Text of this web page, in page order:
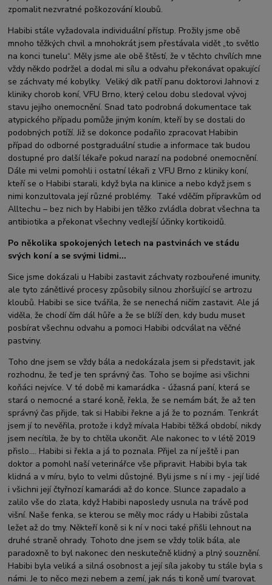
zpomalit nezvratné poškozování kloubů.
Habibi stále vyžadovala individuální přístup. Prožily jsme obě
mnoho těžkých chvil a mnohokrát jsem přestávala vidět „to světlo
na konci tunelu“. Měly jsme ale obě štěstí, že v těchto chvílích mne
vždy někdo podržel a dodal mi sílu a odvahu překonávat opakující
se záchvaty mé kobylky. Veliký dík patří panu doktorovi Jahnovi z
kliniky chorob koní, VFU Brno, který celou dobu sledoval vývoj
stavu jejího onemocnění. Snad tato podrobná dokumentace tak
atypického případu pomůže jiným koním, kteří by se dostali do
podobných potíží. Již se dokonce podařilo zpracovat Habibin
případ do odborné postgraduální studie a informace tak budou
dostupné pro další lékaře pokud narazí na podobné onemocnění.
Dále mi velmi pomohli i ostatní lékaři z VFU Brno z kliniky koní,
kteří se o Habibi starali, když byla na klinice a nebo když jsem s
nimi konzultovala její různé problémy. Také vděčím přípravkům od
Alltechu – bez nich by Habibi jen těžko zvládla dobrat všechna ta
antibiotika a překonat všechny vedlejší účinky kortikoidů.
Po několika spokojených letech na pastvinách ve stádu
svých koní a se svými lidmi...
Sice jsme dokázali u Habibi zastavit záchvaty rozbouřené imunity,
ale tyto zánětlivé procesy způsobily silnou zhoršující se artrozu
kloubů. Habibi se sice tvářila, že se nenechá ničím zastavit. Ale já
viděla, že chodí čím dál hůře a že se blíží den, kdy budu muset
posbírat všechnu odvahu a pomoci Habibi odcválat na věčné
pastviny.
Toho dne jsem se vždy bála a nedokázala jsem si představit, jak
rozhodnu, že teď je ten správný čas. Toho se bojíme asi všichni
koňáci nejvíce. V té době mi kamarádka - úžasná paní, která se
stará o nemocné a staré koně, řekla, že se nemám bát, že až ten
správný čas přijde, tak si Habibi řekne a já že to poznám. Tenkrát
jsem jí to nevěřila, protože i když mívala Habibi těžká období, nikdy
jsem necítila, že by to chtěla ukončit. Ale nakonec to v létě 2019
přislo.... Habibi si řekla a já to poznala. Přijel za ní ještě i pan
doktor a pomohl naší veterinářce vše připravit. Habibi byla tak
klidná a v míru, bylo to velmi důstojné. Byli jsme s ní i my - její lidé
i všichni její čtyřnozí kamarádi až do konce. Slunce zapadalo a
zalilo vše do zlata, když Habibi naposledy usnula na trávě pod
višní. Naše fenka, se kterou se měly moc rády u Habibi zůstala
ležet až do tmy. Někteří koně si k ní v noci také přišli lehnout na
druhé straně ohrady. Tohoto dne jsem se vždy tolik bála, ale
paradoxně to byl nakonec den neskutečně klidný a plný souznění.
Habibi byla veliká a silná osobnost a její síla jakoby tu stále byla s
námi. Je to něco mezi nebem a zemí, jak nás ti koně umí tvarovat.